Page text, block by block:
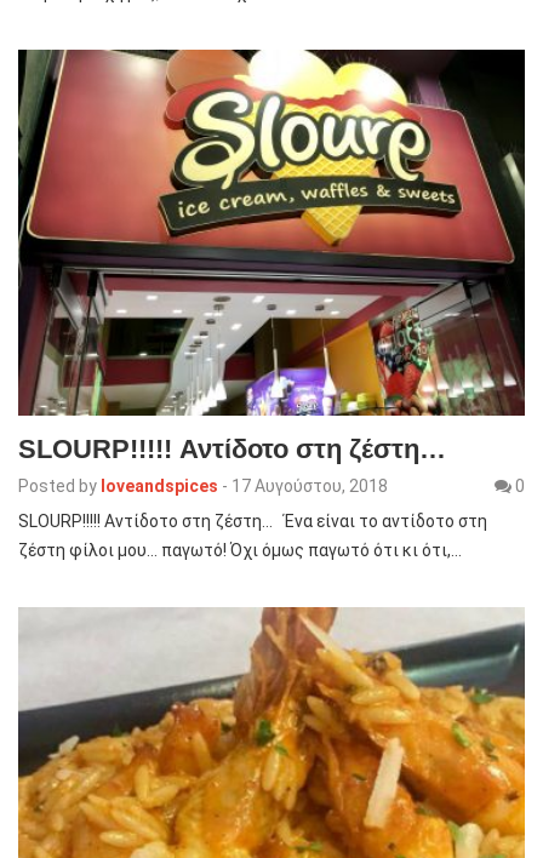
SLOURP!!!!! Αντίδοτο στη ζέστη…
Posted by loveandspices - 17 Αυγούστου, 2018
0
SLOURP!!!!! Αντίδοτο στη ζέστη… Ένα είναι το αντίδοτο στη
ζέστη φίλοι μου… παγωτό! Όχι όμως παγωτό ότι κι ότι,…